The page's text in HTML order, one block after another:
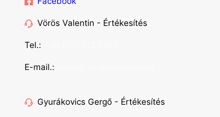
Vörös Valentin - Értékesítés
Tel.:
E-mail.:
Gyurákovics Gergő - Értékesítés